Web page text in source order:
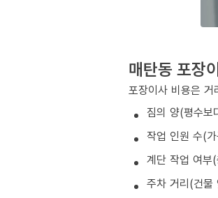
매탄동 포장
포장이사 비용은
짐의 양(평수보
작업 인원 수(
계단 작업 여부
주차 거리(건물